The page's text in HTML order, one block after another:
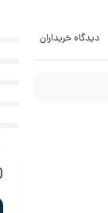
دیدگاه خریداران